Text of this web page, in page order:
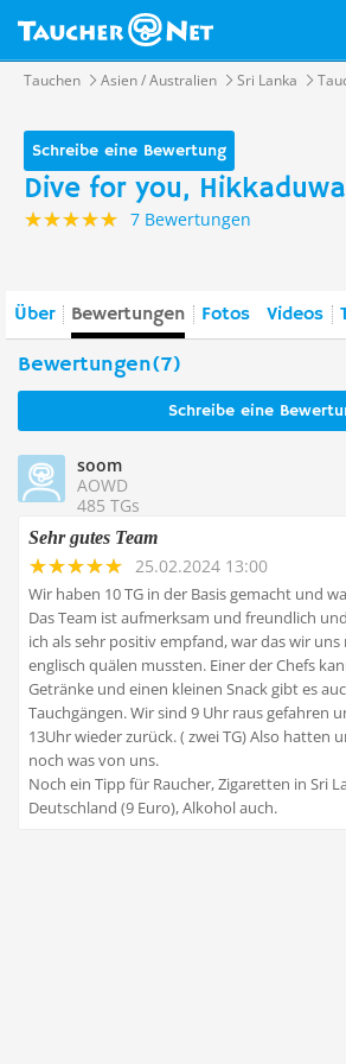
Tauchen Asien / Australien Sri Lanka
Schreibe eine Bewertung
Dive for you, Hikkaduwa
7 Bewertungen
Über Bewertungen Fotos Videos
Bewertungen(7)
Schreibe eine
soom
AOWD
485 TGs
Sehr gutes Team
25.02.2024 13:00
Wir haben 10 TG in der Basis gemacht und
Das Team ist aufmerksam und freundlich
ich als sehr positiv empfand, war das wir
englisch quälen mussten. Einer der Chefs
Getränke und einen kleinen Snack gibt es
Tauchgängen. Wir sind 9 Uhr raus gefahren
13Uhr wieder zurück. ( zwei TG) Also hatten
noch was von uns.
Noch ein Tipp für Raucher, Zigaretten in Sri
Deutschland (9 Euro), Alkohol auch.